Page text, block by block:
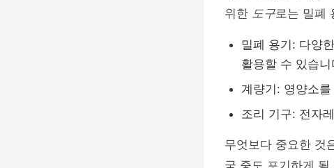
위한 도구로는 밀폐
밀폐 용기: 다양
활용할 수 있습니
계량기: 영양소
조리 기구: 전자
무엇보다 중요한 것
국 중도 포기하게